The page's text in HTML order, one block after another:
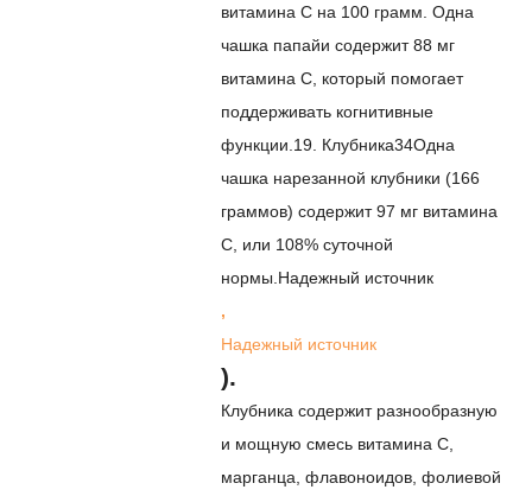
витамина С на 100 грамм. Одна
чашка папайи содержит 88 мг
витамина С, который помогает
поддерживать когнитивные
функции. 19. Клубника34Одна
чашка нарезанной клубники (166
граммов) содержит 97 мг витамина
С, или 108% суточной
нормы. Надежный источник
,
Надежный источник
).
Клубника содержит разнообразную
и мощную смесь витамина С,
марганца, флавоноидов, фолиевой